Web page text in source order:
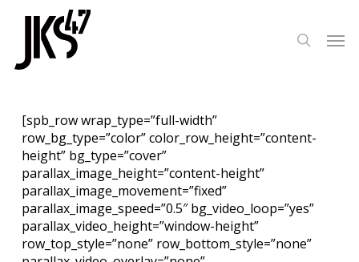
content
search
[spb_row wrap_type=”full-width”
row_bg_type=”color” color_row_height=”content-
height” bg_type=”cover”
parallax_image_height=”content-height”
parallax_image_movement=”fixed”
parallax_image_speed=”0.5″ bg_video_loop=”yes”
parallax_video_height=”window-height”
row_top_style=”none” row_bottom_style=”none”